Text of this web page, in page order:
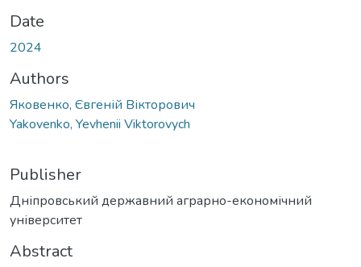
Date
2024
Authors
Яковенко, Євгеній Вікторович
Yakovenko, Yevhenii Viktorovych
Publisher
Дніпровський державний аграрно-економічний
університет
Abstract